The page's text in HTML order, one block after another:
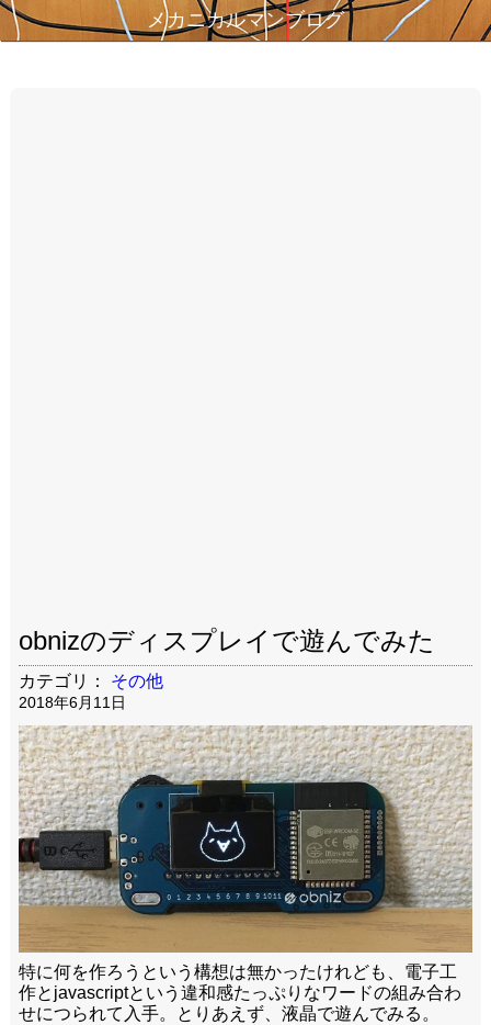
メカニカルマンブログ
obnizのディスプレイで遊んでみた
カテゴリ： その他
2018年6月11日
特に何を作ろうという構想は無かったけれども、電子工
作とjavascriptという違和感たっぷりなワードの組み合わ
せにつられて入手。とりあえず、液晶で遊んでみる。